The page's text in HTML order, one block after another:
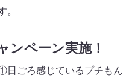
。
ンペーン実施！
日ごろ感じているプチもん